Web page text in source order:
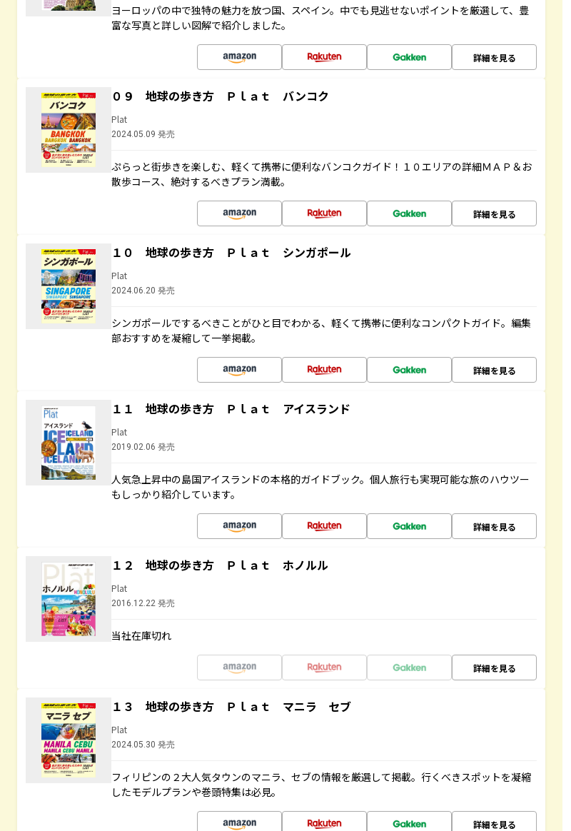
ヨーロッパの中で独特の魅力を放つ国、スペイン。中でも見逃せないポイントを厳選して、豊
富な写真と詳しい図解で紹介しました。
詳細を見る
０９ 地球の歩き方 Ｐｌａｔ バンコク
Plat
2024.05.09 発売
ぷらっと街歩きを楽しむ、軽くて携帯に便利なバンコクガイド！１０エリアの詳細ＭＡＰ＆お
散歩コース、絶対するべきプラン満載。
詳細を見る
１０ 地球の歩き方 Ｐｌａｔ シンガポール
Plat
2024.06.20 発売
シンガポールでするべきことがひと目でわかる、軽くて携帯に便利なコンパクトガイド。編集
部おすすめを凝縮して一挙掲載。
詳細を見る
１１ 地球の歩き方 Ｐｌａｔ アイスランド
Plat
2019.02.06 発売
人気急上昇中の島国アイスランドの本格的ガイドブック。個人旅行も実現可能な旅のハウツー
もしっかり紹介しています。
詳細を見る
１２ 地球の歩き方 Ｐｌａｔ ホノルル
Plat
2016.12.22 発売
当社在庫切れ
詳細を見る
１３ 地球の歩き方 Ｐｌａｔ マニラ セブ
Plat
2024.05.30 発売
フィリピンの２大人気タウンのマニラ、セブの情報を厳選して掲載。行くべきスポットを凝縮
したモデルプランや巻頭特集は必見。
詳細を見る